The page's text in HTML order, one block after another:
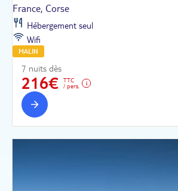
France, Corse
Hébergement seul
Wifi
MALIN
7 nuits dès
216€
TTC
/ pers.